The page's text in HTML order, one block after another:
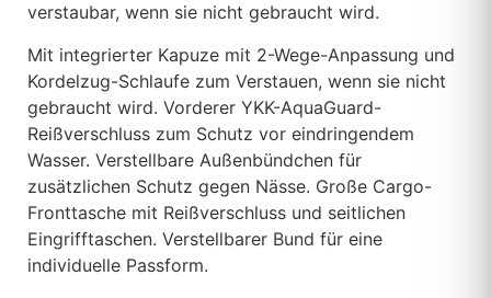
verstaubar, wenn sie nicht gebraucht wird.
Mit integrierter Kapuze mit 2-Wege-Anpassung und
Kordelzug-Schlaufe zum Verstauen, wenn sie nicht
gebraucht wird. Vorderer YKK-AquaGuard-
Reißverschluss zum Schutz vor eindringendem
Wasser. Verstellbare Außenbündchen für
zusätzlichen Schutz gegen Nässe. Große Cargo-
Fronttasche mit Reißverschluss und seitlichen
Eingrifftaschen. Verstellbarer Bund für eine
individuelle Passform.